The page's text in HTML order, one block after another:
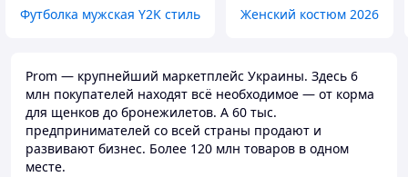
Футболка мужская Y2K стиль Женский костюм 2026
Prom — крупнейший маркетплейс Украины. Здесь 6
млн покупателей находят всё необходимое — от корма
для щенков до бронежилетов. А 60 тыс.
предпринимателей со всей страны продают и
развивают бизнес. Более 120 млн товаров в одном
месте.